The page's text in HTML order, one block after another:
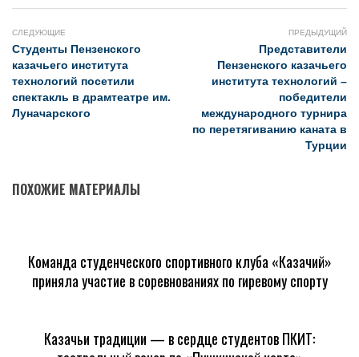
СЛЕДУЮЩИЕ
Студенты Пензенского
казачьего института
технологий посетили
спектакль в драмтеатре им.
Луначарского
ПРЕДЫДУЩИЙ
Представители
Пензенского казачьего
института технологий –
победители
международного турнира
по перетягиванию каната в
Турции
ПОХОЖИЕ МАТЕРИАЛЫ
Команда студенческого спортивного клуба «Казачий»
приняла участие в соревнованиях по гиревому спорту
Казачьи традиции — в сердце студентов ПКИТ: